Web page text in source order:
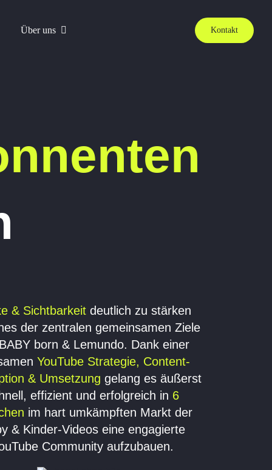
Über uns Kontakt
& Sichtbarkeit deutlich zu stärken
der zentralen gemeinsamen Ziele
born & Lemundo. Dank einer
YouTube Strategie, Content-
& Umsetzung gelang es äußerst
effizient und erfolgreich in 6
im hart umkämpften Markt der
& Kinder-Videos eine engagierte
Community aufzubauen.